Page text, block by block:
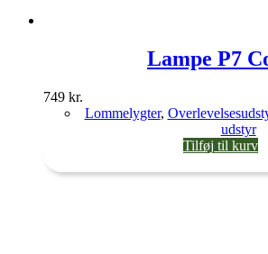
Lampe P7
749 kr.
Lommelygter,
udstyr
Tilføj til kurv